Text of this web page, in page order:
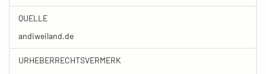
QUELLE
andiweiland.de
URHEBERRECHTSVERMERK